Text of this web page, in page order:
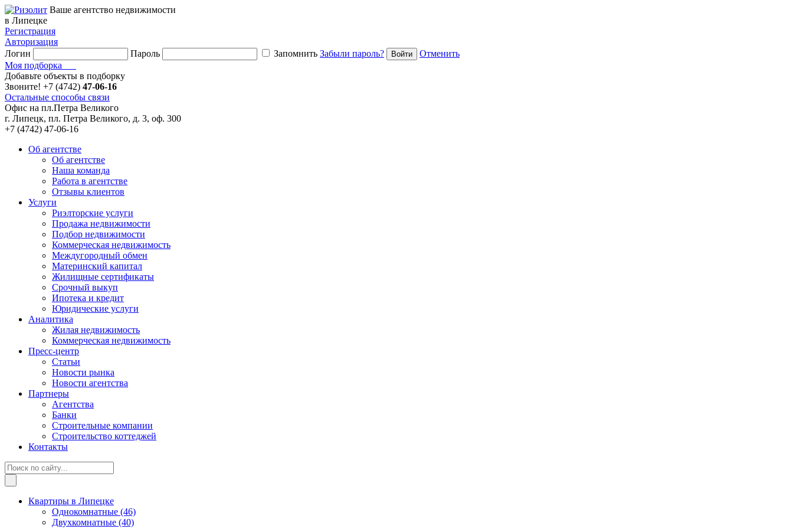
Ваше агентство недвижимости
в Липецке
Регистрация
Авторизация
Логин
Пароль Запомнить Забыли пароль?
Отменить
Моя подборка
Добавьте объекты в подборку
Звоните! +7 (4742) 47-06-16
Остальные способы связи
Офис на пл.Петра Великого
г. Липецк, пл. Петра Великого, д. 3, оф. 300
+7 (4742) 47-06-16
Об агентстве
Об агентстве
Наша команда
Работа в агентстве
Отзывы клиентов
Услуги
Риэлторские услуги
Продажа недвижимости
Подбор недвижимости
Коммерческая недвижимость
Междугородный обмен
Материнский капитал
Жилищные сертификаты
Срочный выкуп
Ипотека и кредит
Юридические услуги
Аналитика
Жилая недвижимость
Коммерческая недвижимость
Пресс-центр
Статьи
Новости рынка
Новости агентства
Партнеры
Агентства
Банки
Строительные компании
Строительство коттеджей
Контакты
Квартиры в Липецке
Однокомнатные (46)
Двухкомнатные (40)